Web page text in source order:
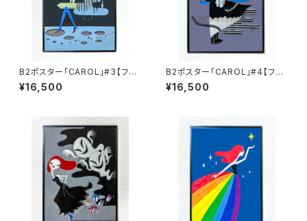
B2ポスター「CAROL」#3【フレ
ーム付】
¥16,500
B2ポスター「CAROL」#4【フレ
ーム付】
¥16,500